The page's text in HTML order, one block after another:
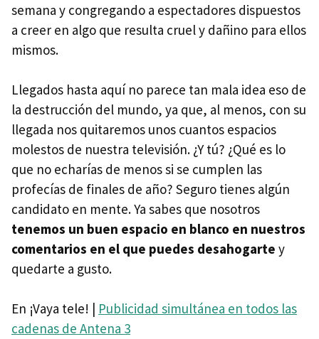
semana y congregando a espectadores dispuestos
a creer en algo que resulta cruel y dañino para ellos
mismos.
Llegados hasta aquí no parece tan mala idea eso de
la destrucción del mundo, ya que, al menos, con su
llegada nos quitaremos unos cuantos espacios
molestos de nuestra televisión. ¿Y tú? ¿Qué es lo
que no echarías de menos si se cumplen las
profecías de finales de año? Seguro tienes algún
candidato en mente. Ya sabes que nosotros
tenemos un buen espacio en blanco en nuestros
comentarios en el que puedes desahogarte y
quedarte a gusto.
En ¡Vaya tele! | Publicidad simultánea en todos las
cadenas de Antena 3